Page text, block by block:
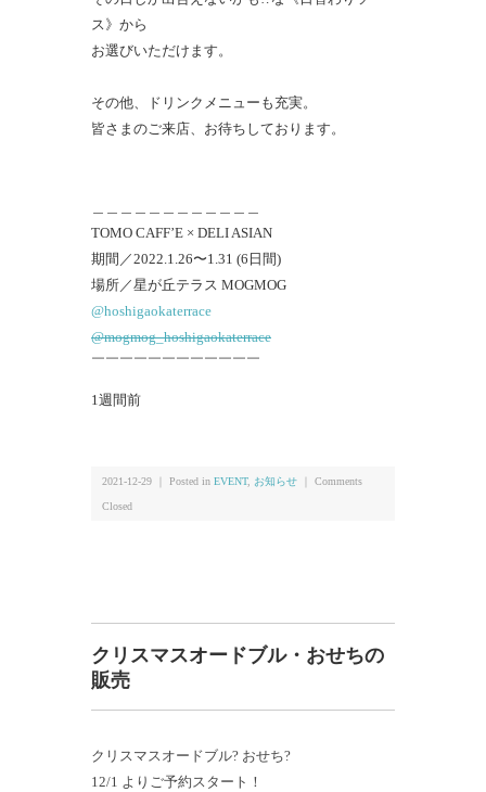
ス》から
お選びいただけます。
⁡その他、ドリンクメニューも充実。
皆さまのご来店、お待ちしております。
TOMO CAFF’E × DELI ASIAN
期間／2022.1.26〜1.31 (6日間)
場所／星が丘テラス MOGMOG
@hoshigaokaterrace
@mogmog_hoshigaokaterrace
￣￣￣￣￣￣￣￣￣￣￣￣
1週間前
2021-12-29 ｜ Posted in EVENT, お知らせ Comments
Closed
クリスマスオードブル・おせちの
販売
クリスマスオードブル? おせち?
12/1 よりご予約スタート！